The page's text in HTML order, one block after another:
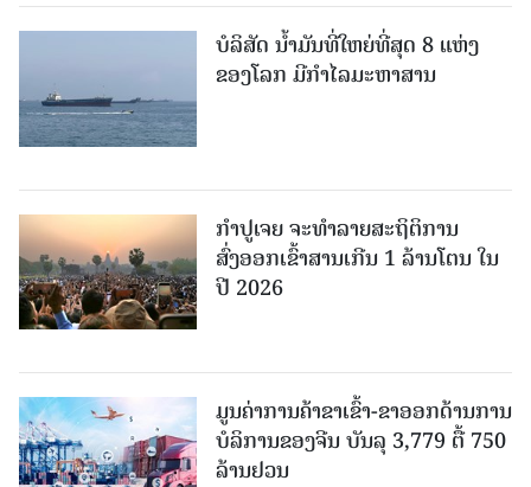
ບໍລິສັດ ນ້ຳມັນທີ່ໃຫຍ່ທີ່ສຸດ 8 ແຫ່ງ
ຂອງໂລກ ມີກຳໄລມະຫາສານ
ກຳປູເຈຍ ຈະທຳລາຍສະຖິຕິການ
ສົ່ງອອກເຂົ້າສານເກີນ 1 ລ້ານໂຕນ ໃນ
ປີ 2026
ມູນຄ່າການຄ້າຂາເຂົ້າ-ຂາອອກດ້ານການ
ບໍລິການຂອງຈີນ ບັນລຸ 3,779 ຕື້ 750
ລ້ານຢວນ